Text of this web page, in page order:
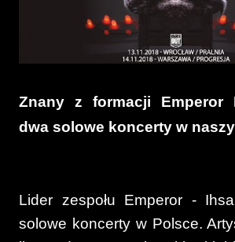
Znany z formacji Emperor
dwa solowe koncerty w
Lider zespołu Emperor -
solowe koncerty w Polsce.